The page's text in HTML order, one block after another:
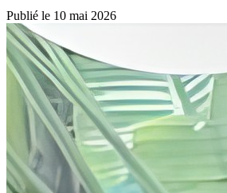
Publié le 10 mai 2026